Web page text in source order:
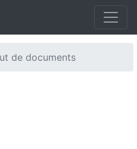
de documents